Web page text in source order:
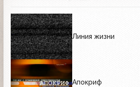
Линия жизни
Апокриф